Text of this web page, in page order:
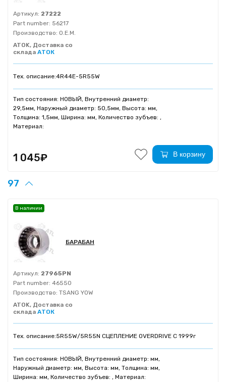
Артикул: 27222
Part number: 56217
Производство: O.E.M.
ATOK, Доставка со
склада АТОК
Тех. описание:4R44E-5R55W
Тип состояния: НОВЫЙ, Внутренний диаметр:
29,5мм, Наружный диаметр: 50,5мм, Высота: мм,
Толщина: 1,5мм, Ширина: мм, Количество зубъев: ,
Материал:
1 045₽ В корзину
97
БАРАБАН
Артикул: 27965PN
Part number: 46550
Производство: TSANG YOW
ATOK, Доставка со
склада АТОК
Тех. описание:5R55W/5R55N СЦЕПЛЕНИЕ OVERDRIVE C 1999г
Тип состояния: НОВЫЙ, Внутренний диаметр: мм,
Наружный диаметр: мм, Высота: мм, Толщина: мм,
Ширина: мм, Количество зубъев: , Материал:
В наличии